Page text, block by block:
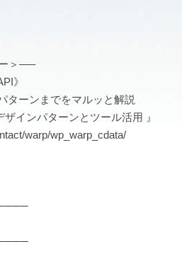
＞—–
》
ターンまでをマルッと解説
インパターンとツール活用 』
warp/wp_warp_cdata/